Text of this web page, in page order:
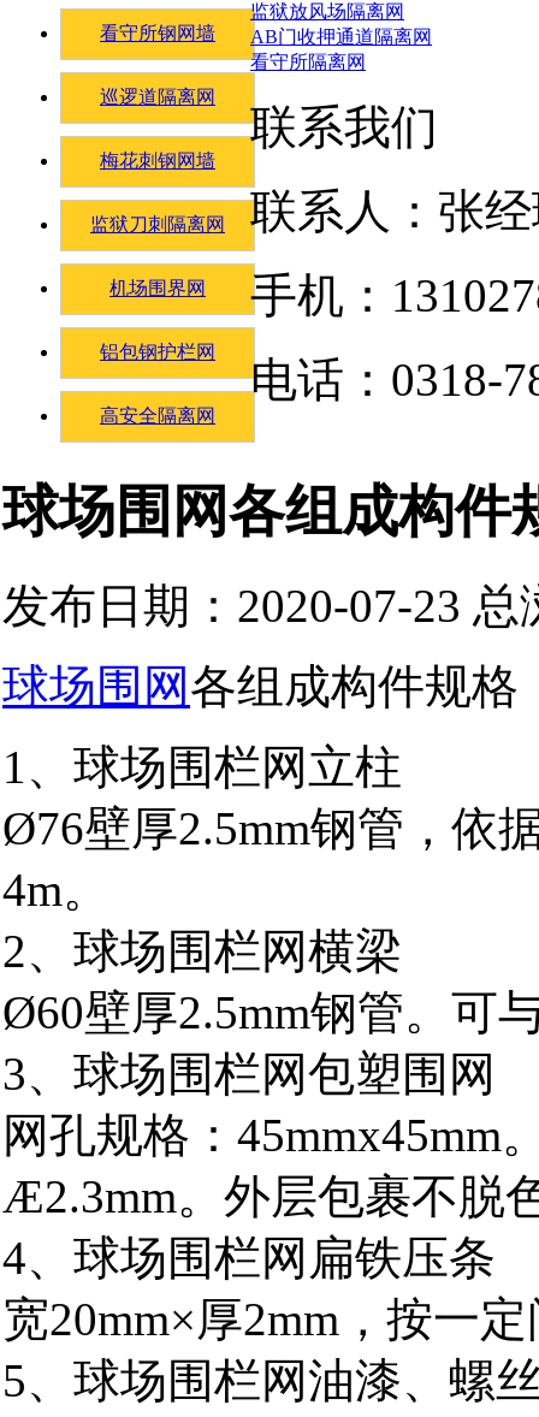
看守所钢网墙
巡逻道隔离网
梅花刺钢网墙
监狱刀刺隔离网
机场围界网
铝包钢护栏网
高安全隔离网
球场围网各组成构件
发布日期：2020-07-23 总
球场围网 各组成构件规格
1、球场围栏网立柱
Ø76壁厚2.5mm钢管，依
4m。
2、球场围栏网横梁
Ø60壁厚2.5mm钢管。可
3、球场围栏网包塑围网
网孔规格：45mmx45mm
Æ2.3mm。外层包裹不脱
4、球场围栏网扁铁压条
宽20mm×厚2mm，按一
5、球场围栏网油漆、螺
监狱放风场隔离网
AB门收押通道隔离网
看守所隔离网
联系我们
联系人：张
手机：
电话：0318-